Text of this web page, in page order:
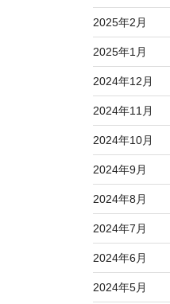
2025年2月
2025年1月
2024年12月
2024年11月
2024年10月
2024年9月
2024年8月
2024年7月
2024年6月
2024年5月